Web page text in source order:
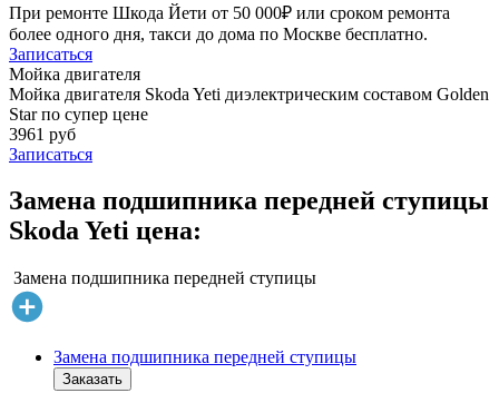
При ремонте Шкода Йети от 50 000₽ или сроком ремонта
более одного дня, такси до дома по Москве бесплатно.
Записаться
Мойка двигателя
Мойка двигателя Skoda Yeti диэлектрическим составом Golden
Star по супер цене
3961 руб
Записаться
Замена подшипника передней ступицы
Skoda Yeti цена:
Замена подшипника передней ступицы
Замена подшипника передней ступицы
Заказать